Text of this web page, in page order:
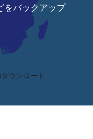
をバックアップ
ウンロード